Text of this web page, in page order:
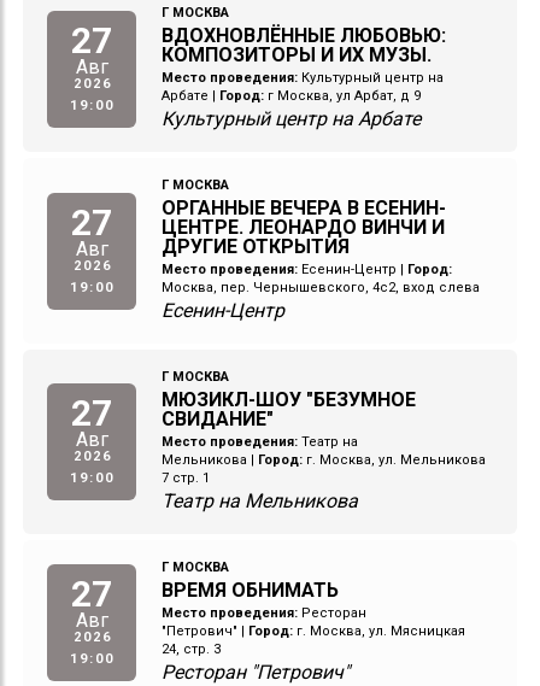
27
Авг
2026
19:00
Г МОСКВА
ВДОХНОВЛЁННЫЕ ЛЮБОВЬЮ:
КОМПОЗИТОРЫ И ИХ МУЗЫ.
Место проведения: Культурный центр на
Арбате
Город: г Москва, ул Арбат, д 9
Культурный центр на Арбате
27
Авг
2026
19:00
Г МОСКВА
ОРГАННЫЕ ВЕЧЕРА В ЕСЕНИН-
ЦЕНТРЕ. ЛЕОНАРДО ВИНЧИ И
ДРУГИЕ ОТКРЫТИЯ
Место проведения: Есенин-Центр
Город:
Москва, пер. Чернышевского, 4с2, вход слева
Есенин-Центр
27
Авг
2026
19:00
Г МОСКВА
МЮЗИКЛ-ШОУ "БЕЗУМНОЕ
СВИДАНИЕ"
Место проведения: Театр на
Мельникова
Город: г. Москва, ул. Мельникова
7 стр. 1
Театр на Мельникова
27
Авг
2026
19:00
Г МОСКВА
ВРЕМЯ ОБНИМАТЬ
Место проведения: Ресторан
"Петрович"
Город: г. Москва, ул. Мясницкая
24, стр. 3
Ресторан "Петрович"